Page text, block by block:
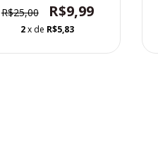
R$25,00 R$9,99
2x de R$5,83